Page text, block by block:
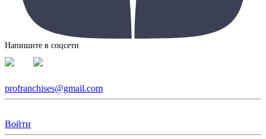
Напишите в соцсети
profranchises@gmail.com
Войти